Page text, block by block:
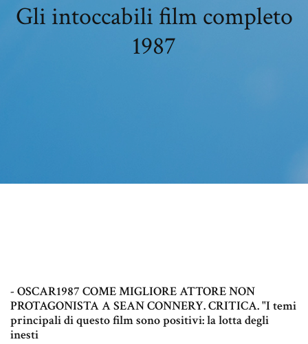
Gli intoccabili film completo
1987
- OSCAR1987 COME MIGLIORE ATTORE NON
PROTAGONISTA A SEAN CONNERY. CRITICA. "I temi
principali di questo film sono positivi: la lotta degli
inesti